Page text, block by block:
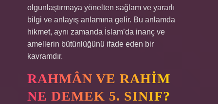
olgunlaştırmaya yönelten sağlam ve yararlı
bilgi ve anlayış anlamına gelir. Bu anlamda
hikmet, aynı zamanda İslam’da inanç ve
amellerin bütünlüğünü ifade eden bir
kavramdır.
RAHMÂN VE RAHIM
NE DEMEK 5. SINIF?